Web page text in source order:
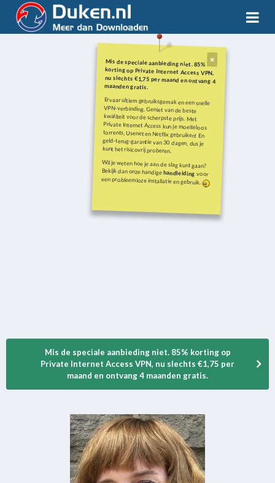
Mis de speciale aanbieding niet. 85%
korting op Private Internet Access VPN,
nu slechts €1,75 per maand en ontvang 4
maanden gratis.
Ervaar ultiem gebruiksgemak en een snelle
VPN-verbinding. Geniet van de beste
kwaliteit voor de scherpste prijs. Met
Private Internet Access kun je moeiteloos
torrents, Usenet en Netflix gebruiken! En
geld-terug-garantie van 30 dagen, dus je
kunt het risicovrij proberen.
Wil je weten hoe je aan de slag kunt gaan?
Bekijk dan onze handigehandleiding voor
een probleemloze installatie en gebruik.
Mis de speciale aanbieding niet. 85% korting op
Private Internet Access VPN, nu slechts €1,75 per
maand en ontvang 4 maanden gratis.